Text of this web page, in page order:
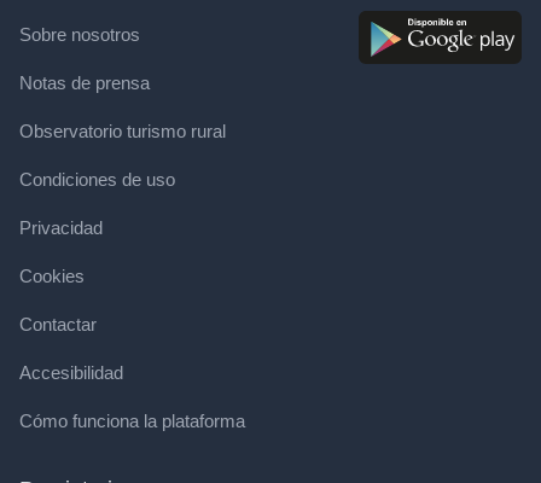
Sobre nosotros
Notas de prensa
Observatorio turismo rural
Condiciones de uso
Privacidad
Cookies
Contactar
Accesibilidad
Cómo funciona la plataforma